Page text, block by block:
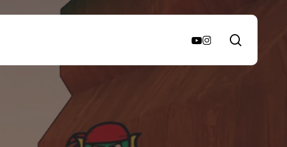
youtube
instagram